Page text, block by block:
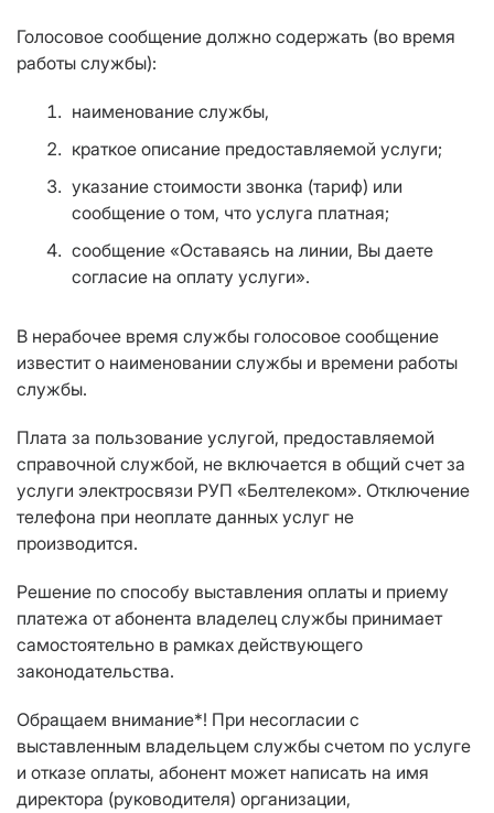
Голосовое сообщение должно содержать (во время
работы службы):
наименование службы,
краткое описание предоставляемой услуги;
указание стоимости звонка (тариф) или
сообщение о том, что услуга платная;
сообщение «Оставаясь на линии, Вы даете
согласие на оплату услуги».
В нерабочее время службы голосовое сообщение
известит о наименовании службы и времени работы
службы.
Плата за пользование услугой, предоставляемой
справочной службой, не включается в общий счет за
услуги электросвязи РУП «Белтелеком». Отключение
телефона при неоплате данных услуг не
производится.
Решение по способу выставления оплаты и приему
платежа от абонента владелец службы принимает
самостоятельно в рамках действующего
законодательства.
Обращаем внимание*! При несогласии с
выставленным владельцем службы счетом по услуге
и отказе оплаты, абонент может написать на имя
директора (руководителя) организации,